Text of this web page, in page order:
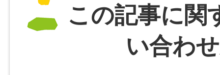
この記事に関
い合わ